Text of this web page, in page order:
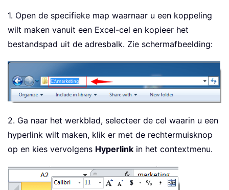
1. Open de specifieke map waarnaar u een koppeling
wilt maken vanuit een Excel-cel en kopieer het
bestandspad uit de adresbalk. Zie schermafbeelding:
2. Ga naar het werkblad, selecteer de cel waarin u een
hyperlink wilt maken, klik er met de rechtermuisknop
op en kies vervolgens Hyperlink in het contextmenu.